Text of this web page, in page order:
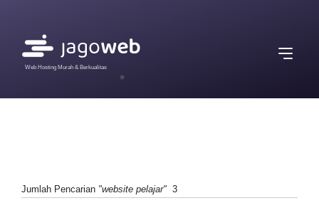
Web Hosting Murah & Berkualitas
Jumlah Pencarian "website pelajar" 3